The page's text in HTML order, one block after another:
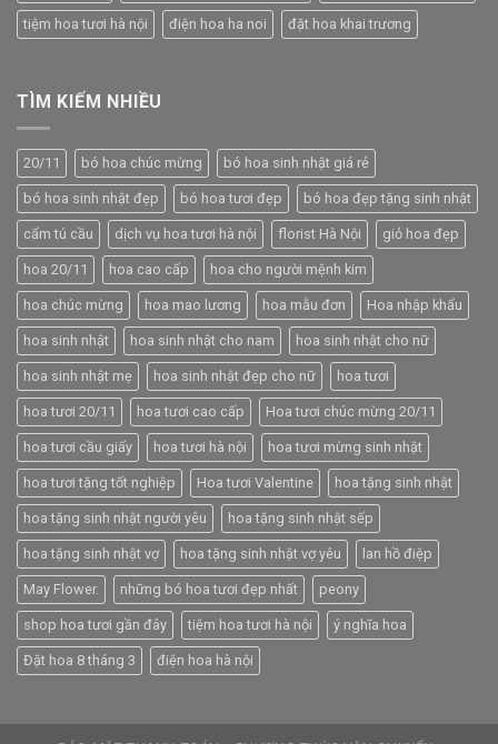
tiệm hoa tươi hà nội điện hoa ha noi đặt hoa khai trương
TÌM KIẾM NHIỀU
20/11 bó hoa chúc mừng bó hoa sinh nhật giá rẻ
bó hoa sinh nhật đẹp bó hoa tươi đẹp bó hoa đẹp tặng sinh nhật
cẩm tú cầu dịch vụ hoa tươi hà nội florist Hà Nội giỏ hoa đẹp
hoa 20/11 hoa cao cấp hoa cho người mệnh kim
hoa chúc mừng hoa mao lương hoa mẫu đơn Hoa nhập khẩu
hoa sinh nhật hoa sinh nhật cho nam hoa sinh nhật cho nữ
hoa sinh nhật mẹ hoa sinh nhật đẹp cho nữ hoa tươi
hoa tươi 20/11 hoa tươi cao cấp Hoa tươi chúc mừng 20/11
hoa tươi cầu giấy hoa tươi hà nội hoa tươi mừng sinh nhật
hoa tươi tặng tốt nghiệp Hoa tươi Valentine hoa tặng sinh nhật
hoa tặng sinh nhật người yêu hoa tặng sinh nhật sếp
hoa tặng sinh nhật vợ hoa tặng sinh nhật vợ yêu lan hồ điệp
May Flower. những bó hoa tươi đẹp nhất peony
shop hoa tươi gần đây tiệm hoa tươi hà nội ý nghĩa hoa
Đặt hoa 8 tháng 3 điện hoa hà nội